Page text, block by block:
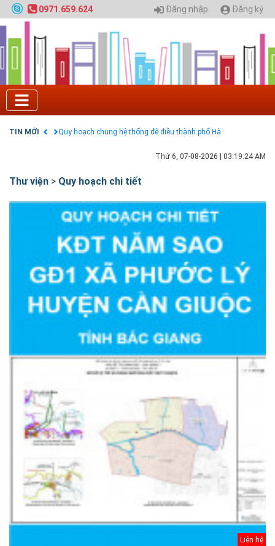
0971.659.624 Đăng nhập Đăng ký
TIN MỚI
Nạp EP vào tài khoản bằng thẻ cào điện thoại
trường đô thị - Đại học Kiến trúc Hà Nội
Chính sách thanh toán
Điều khoản dịch vụ
HƯỚNG DẪN THANH TOÁN VNPAY TRÊN WEBSITE
Tuyển sinh 2024, Khoa kỹ thuật hạ tầng và môi
GIAO LƯU TRỰC TUYẾN - TƯ VẤN TUYỂN SINH ĐẠI
Thứ 6, 07-08-2026 03:19:24 AM
Thư viện > Quy hoạch chi tiết
Liên hệ